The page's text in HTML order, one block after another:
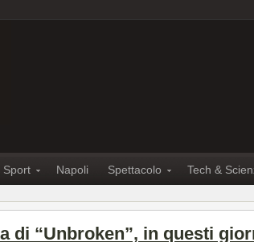
Sport Napoli Spettacolo Tech &
di “Unbroken”, in questi